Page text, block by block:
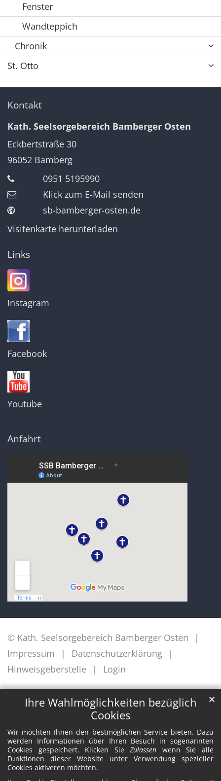
Ihre Wahlmöglichkeiten bezüglich
Cookies
Wir möchten Ihnen den bestmöglichen Service bieten. Dazu
werden Informationen über Ihren Besuch in sogenannten
Cookies gespeichert. Klicken SieZulassen wenn Sie alle
Funktionen dieser Website unter Verwendung spezieller
Cookies aktiveren möchten.
✕
Fenster
Wandteppich
Chronik
St. Otto
Kontakt
Kath. Seelsorgebereich Bamberger Osten
Eckbertstraße 30
96052 Bamberg
0951 5195990
Klick zum E-Mail senden
sb-bamberger-osten.de
Visitenkarte herunterladen
Links
Instagram
Facebook
Youtube
Anfahrt
© Kath. Seelsorgebereich Bamberger Osten
Impressum
Datenschutzerklärung
Hinweisgeberstelle
Login